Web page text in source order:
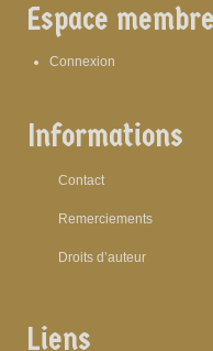
Espace
Connexion
Informations
Contact
Remerciements
Droits d’auteur
Liens